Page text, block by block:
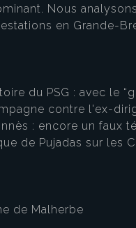
Nous
en Grande-
du PSG : avec le
contre l'ex-
: encore un faux
de Pujadas sur les
de Malherbe